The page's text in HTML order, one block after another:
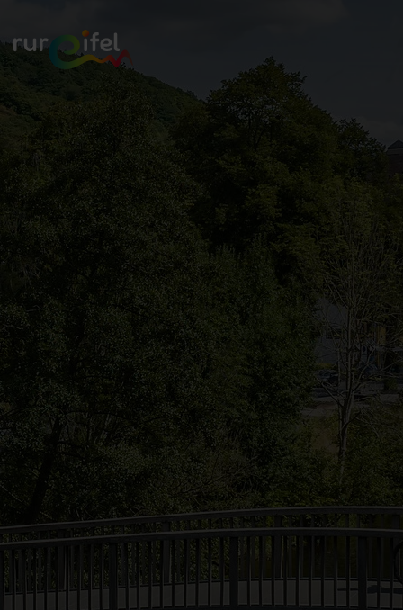
Zurück
zur
Startseite